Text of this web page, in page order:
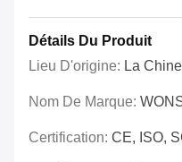
Détails Du Produit
Lieu D'origine: La Chine
Nom De Marque:
Certification: CE, ISO,